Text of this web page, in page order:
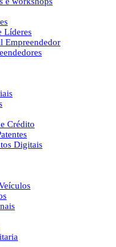
Líderes
Empreendedor
Crédito
Digitais